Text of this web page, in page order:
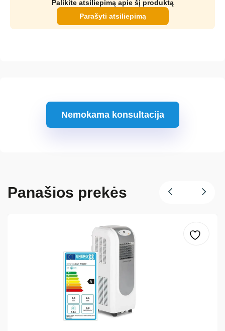
Palikite atsiliepimą apie šį produktą
Parašyti atsiliepimą
Nemokama konsultacija
Panašios prekės